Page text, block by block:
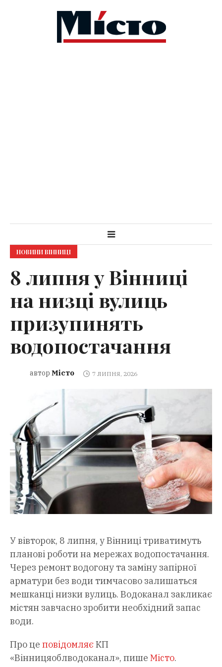
НОВИНИ ВІННИЦІ
8 липня у Вінниці
на низці вулиць
призупинять
водопостачання
автор Місто 7 ЛИПНЯ, 2026
У вівторок, 8 липня, у Вінниці триватимуть
планові роботи на мережах водопостачання.
Через ремонт водогону та заміну запірної
арматури без води тимчасово залишаться
мешканці низки вулиць. Водоканал закликає
містян завчасно зробити необхідний запас
води.
Про це повідомляє КП
«Вінницяоблводоканал», пише Місто.